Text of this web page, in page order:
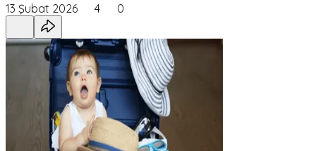
13 Şubat 2026 4 0